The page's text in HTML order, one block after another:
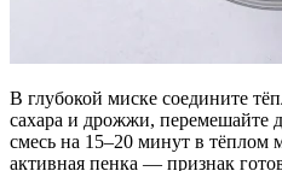
В глубокой миске соедините
сахара и дрожжи, перемешайте
смесь на 15–20 минут в тёплом
активная пенка — признак